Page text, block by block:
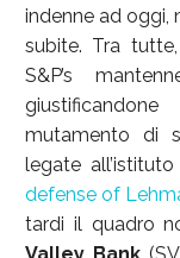
indenne ad oggi,
subite. Tra
S&P’s
mutamento di
legate
defense of
tardi il quadro